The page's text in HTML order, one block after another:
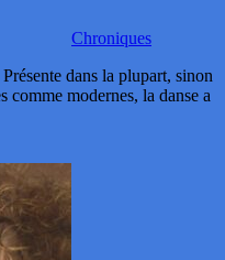
Chroniques
dans la plupart, sinon
comme modernes, la danse a